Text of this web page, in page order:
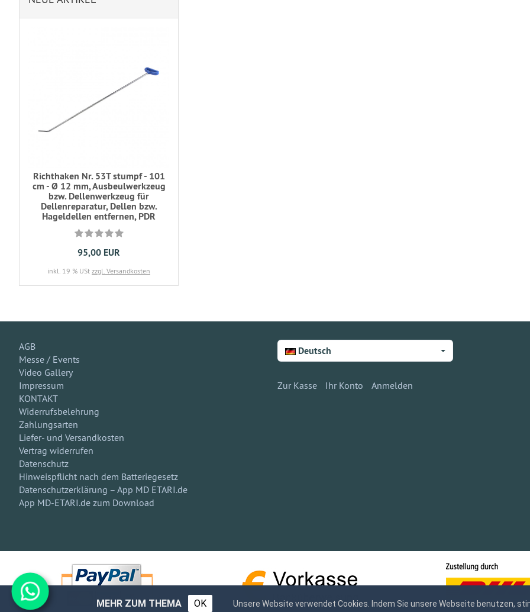
Richthaken Nr. 53T stumpf - 101
cm - Ø 12 mm, Ausbeulwerkzeug
bzw. Dellenwerkzeug für
Dellenreparatur, Dellen bzw.
Hageldellen entfernen, PDR
95,00 EUR
inkl. 19 % USt zzgl. Versandkosten
AGB
Messe / Events
Video Gallery
Impressum
KONTAKT
Widerrufsbelehrung
Zahlungsarten
Liefer- und Versandkosten
Vertrag widerrufen
Datenschutz
Hinweispflicht nach dem Batteriegesetz
Datenschutzerklärung – App MD ETARI.de
App MD-ETARI.de zum Download
Deutsch
Zur Kasse Ihr Konto Anmelden
MEHR ZUM THEMA OK Unsere Website verwendet Cookies. Indem Sie unsere Webseite benutzen,